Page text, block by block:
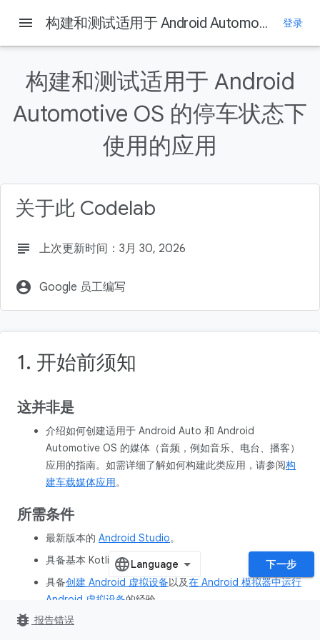
Android Developers
1. 前言
这并非是
所需条件
构建内容
menu 构建和测试适用于 Android Automotive OS 的停车状态下使用的应用 登录
构建和测试适用于 Android
Automotive OS 的停车状态下
使用的应用
关于此 Codelab
subject 上次更新时间：3月 30, 2026
account_circle Google 员工编写
1. 开始前须知
这并非是
介绍如何创建适用于 Android Auto 和 Android
Automotive OS 的媒体（音频，例如音乐、电台、播客）
应用的指南。如需详细了解如何构建此类应用，请参阅构
建车载媒体应用。
所需条件
最新版本的 Android Studio。
具备基本 Kotlin 使用经验。
具备创建 Android 虚拟设备以及在 Android 模拟器中运行
Android 虚拟设备的经验。
掌握了
下一步
bug_report 报告错误